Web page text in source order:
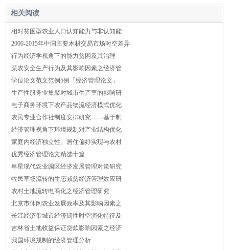
相关阅读
相对贫困型农业人口认知能力与非认知能
2000-2015年中国主要木材交易市场时空差异
行为经济学视角下的能力贫困及其治理
菜农安全生产行为及其影响因素之经济管
学位论文范文范例5例「经济管理论文」
生产性服务业集聚对城市生产率的影响研
电子商务环境下农产品物流经济模式优化
农民专业合作社制度安排研究——基于制
经济管理视角下环境规制对产业结构优化
家庭内经济独立性、居住偏好实现与农村
优秀经济管理论文精选十篇
阜星现代农业园区经济发展管理对策研究
牧民草场流转的生态减贫经济管理效应研
农村土地流转电商化之经济管理研究
北京市休闲农业发展效率及其影响因素之
长江经济带城市经济韧性时空演化特征及
吉林省土地收益保证贷款影响因素之经济
我国环境规制的经济管理分析